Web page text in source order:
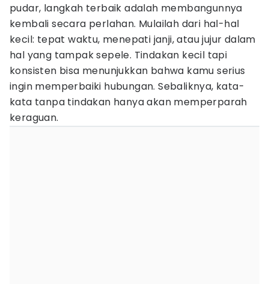
pudar, langkah terbaik adalah membangunnya
kembali secara perlahan. Mulailah dari hal-hal
kecil: tepat waktu, menepati janji, atau jujur dalam
hal yang tampak sepele. Tindakan kecil tapi
konsisten bisa menunjukkan bahwa kamu serius
ingin memperbaiki hubungan. Sebaliknya, kata-
kata tanpa tindakan hanya akan memperparah
keraguan.